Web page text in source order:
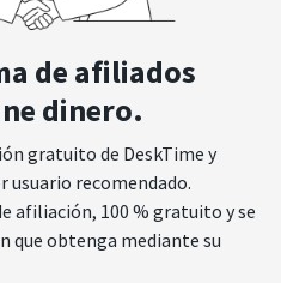
de afiliados
dinero.
gratuito de DeskTime y
usuario recomendado.
afiliación, 100 % gratuito y se
que obtenga mediante su